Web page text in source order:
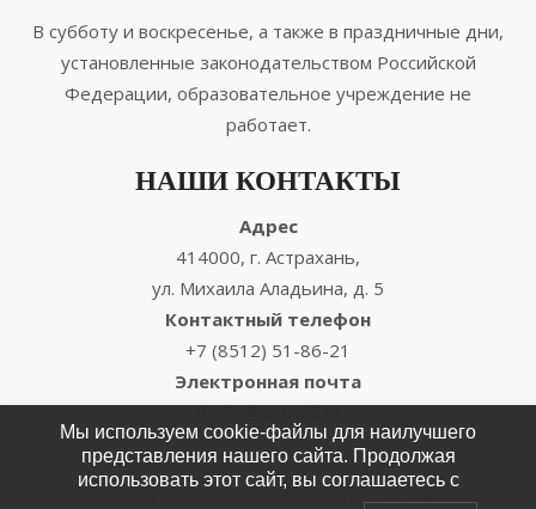
В субботу и воскресенье, а также в праздничные дни,
установленные законодательством Российской
Федерации, образовательное учреждение не
работает.
НАШИ КОНТАКТЫ
Адрес
414000, г. Астрахань,
ул. Михаила Аладьина, д. 5
Контактный телефон
+7 (8512) 51-86-21
Электронная почта
ds-25@astrobl.ru
© 2026 МБДОУ г. Астрахани Детский сад № 25
Мы используем cookie-файлы для наилучшего
представления нашего сайта. Продолжая
использовать этот сайт, вы соглашаетесь с